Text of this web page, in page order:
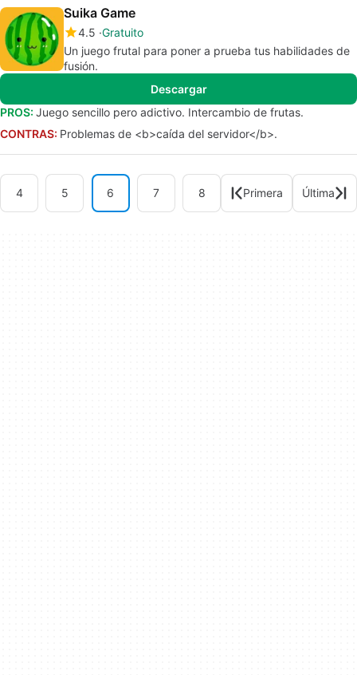
Suika Game
4.5 Gratuito
Un juego frutal para poner a prueba tus habilidades de
fusión.
Descargar
PROS: Juego sencillo pero adictivo. Intercambio de frutas.
CONTRAS: Problemas de <b>caída del servidor</b>.
4 5 6 7 8 Primera Última